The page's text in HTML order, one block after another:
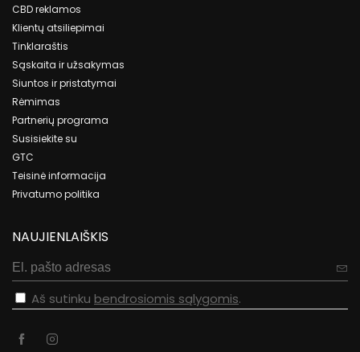
CBD reklamos
Klientų atsiliepimai
Tinklaraštis
Sąskaita ir užsakymas
Siuntos ir pristatymai
Rėmimas
Partnerių programa
Susisiekite su
GTC
Teisinė informacija
Privatumo politika
NAUJIENLAIŠKIS
Aš sutinku bendrosiomis sąlygomis.